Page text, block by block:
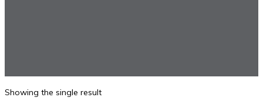
Showing the single result